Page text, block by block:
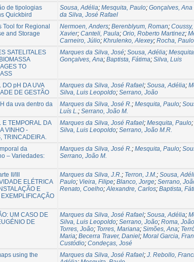
de tipologias
Quickbird
Sousa, Adélia; Mesquita, Paulo; Gonçalves,
da Silva, José Rafael
Tool for Regional
and Storage
Nermoen, Anders; Berenblyum, Roman;
Xavier; Canteli, Paula; Orio, Roberto Martinez;
Carneiro, Júlio; Khrulenko, Alexey; Rocha, Paulo
SATELITALES
TO
Marques da Silva, José; Sousa, Adélia;
Gonçalves, Ana; Baptista, Fátima; Silva, Luis
DO pH DA UVA
DE GESTÃO
Marques da Silva, José Rafael; Sousa, Adélia;
Silva, Luis Leopoldo; Serrano, João
da uva dentro da
Marques da Silva, José R.; Mesquita, Paulo;
Luís L.; Serrano, João M.
E TEMPORAL DA
VINHO -
TRINCADEIRA.
Marques da Silva, José Rafael; Mesquita, Paulo;
Silva, Luis Leopoldo; Serrano, João M.R.
da
– Variedades:
Marques da Silva, José R.; Mesquita, Paulo;
Serrano, João M.
II/III
ELÉTRICA
E
Marques da Silva, J.R.; Terron, J.M.; Sousa,
Paulo; Vieira, Filipe; Blanco, Jorge; Serrano,
Renato, Coelho;Alexandre, Carlos; Baptista,
UM CASO DE
DE
Marques da Silva, José Rafael; Sousa, Adélia;
Silva, Luis Leopoldo; Serrano, João; Roma, João
Torres, João; Torres, Mariana; Simões, Ana;
Maria; Becerra Traver, Daniel; Moral Garcia,
Custódio; Condeças, José
using the
Marques da Silva, José Rafael; J. Rebollo,